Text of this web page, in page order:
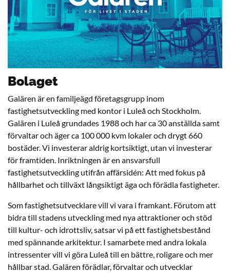
Bolaget
Galären är en familjeägd företagsgrupp inom
fastighetsutveckling med kontor i Luleå och Stockholm.
Galären i Luleå grundades 1988 och har ca 30 anställda samt
förvaltar och äger ca 100 000 kvm lokaler och drygt 660
bostäder. Vi investerar aldrig kortsiktigt, utan vi investerar
för framtiden. Inriktningen är en ansvarsfull
fastighetsutveckling utifrån affärsidén: Att med fokus på
hållbarhet och tillväxt långsiktigt äga och förädla fastigheter.
Som fastighetsutvecklare vill vi vara i framkant. Förutom att
bidra till stadens utveckling med nya attraktioner och stöd
till kultur- och idrottsliv, satsar vi på ett fastighetsbestånd
med spännande arkitektur. I samarbete med andra lokala
intressenter vill vi göra Luleå till en bättre, roligare och mer
hållbar stad. Galären förädlar, förvaltar och utvecklar